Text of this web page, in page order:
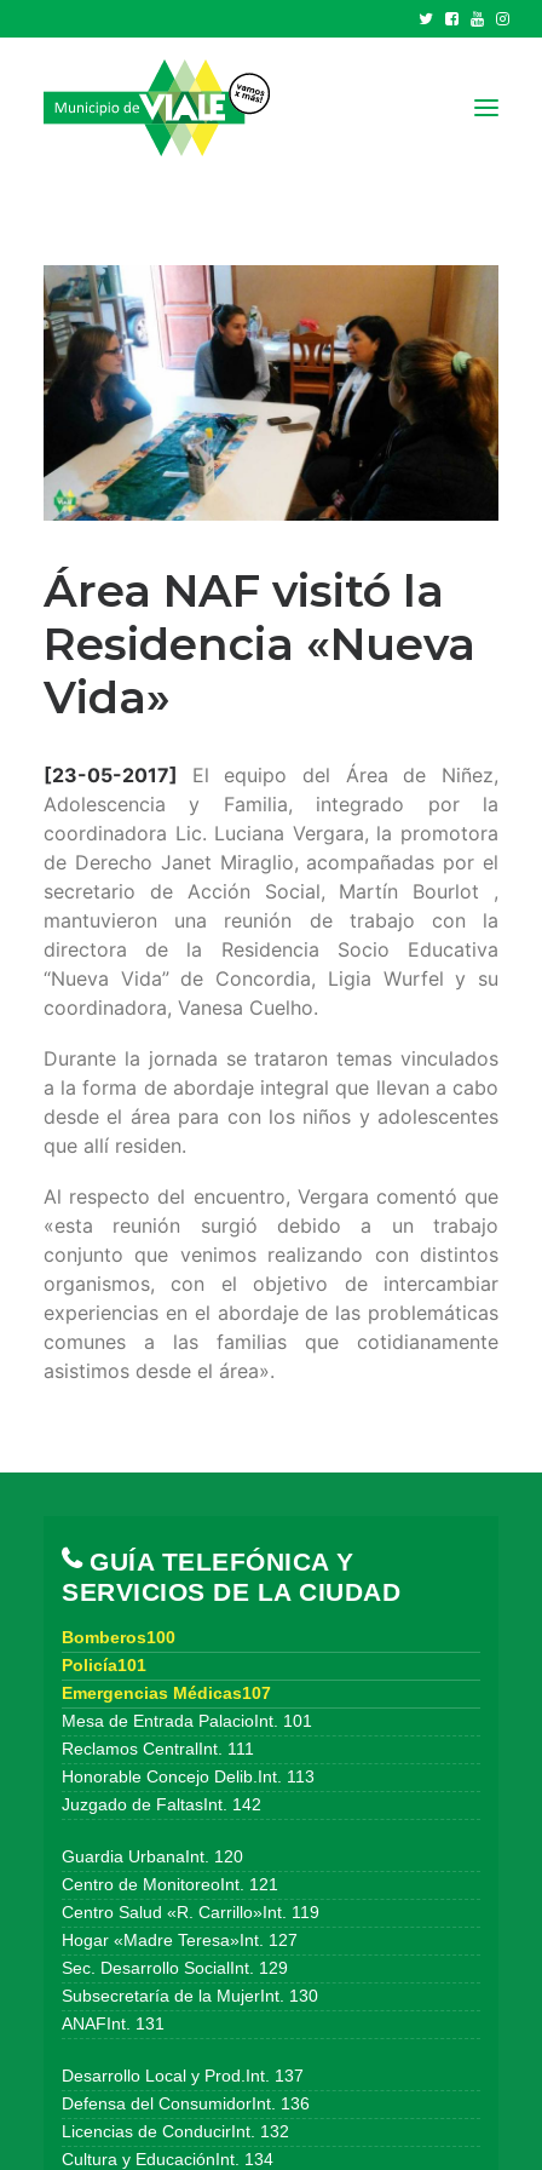
GOBIERNO
HCD
TRÁMITES Y SERVICIOS
CIUDAD
PARQUE INDUSTRIAL
RECAUDACIONES
Área NAF visitó la
Residencia «Nueva
Vida»
[23-05-2017] El equipo del Área de Niñez,
Adolescencia y Familia, integrado por la
coordinadora Lic. Luciana Vergara, la promotora
de Derecho Janet Miraglio, acompañadas por el
secretario de Acción Social, Martín Bourlot ,
mantuvieron una reunión de trabajo con la
directora de la Residencia Socio Educativa
“Nueva Vida” de Concordia, Ligia Wurfel y su
coordinadora, Vanesa Cuelho.
Durante la jornada se trataron temas vinculados
a la forma de abordaje integral que llevan a cabo
desde el área para con los niños y adolescentes
que allí residen.
Al respecto del encuentro, Vergara comentó que
«esta reunión surgió debido a un trabajo
conjunto que venimos realizando con distintos
organismos, con el objetivo de intercambiar
experiencias en el abordaje de las problemáticas
comunes a las familias que cotidianamente
asistimos desde el área».
GUÍA TELEFÓNICA Y
SERVICIOS DE LA CIUDAD
Bomberos100
Policía101
Emergencias Médicas107
Mesa de Entrada PalacioInt. 101
Reclamos CentralInt. 111
Honorable Concejo Delib.Int. 113
Juzgado de FaltasInt. 142
Guardia UrbanaInt. 120
Centro de MonitoreoInt. 121
Centro Salud «R. Carrillo»Int. 119
Hogar «Madre Teresa»Int. 127
Sec. Desarrollo SocialInt. 129
Subsecretaría de la MujerInt. 130
ANAFInt. 131
Desarrollo Local y Prod.Int. 137
Defensa del ConsumidorInt. 136
Licencias de ConducirInt. 132
Cultura y EducaciónInt. 134